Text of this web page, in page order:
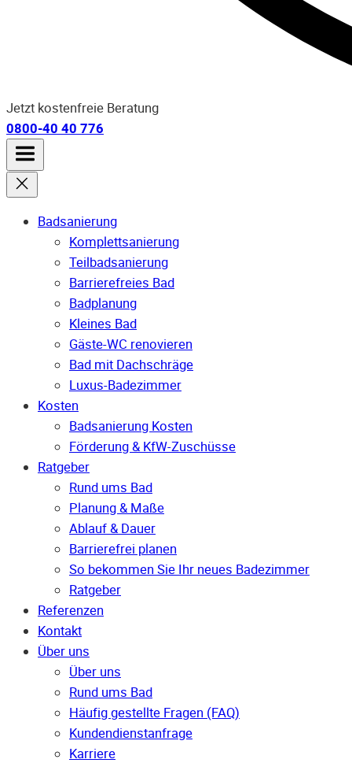
Jetzt kostenfreie Beratung
0800-40 40 776
Badsanierung
Komplettsanierung
Teilbadsanierung
Barrierefreies Bad
Badplanung
Kleines Bad
Gäste-WC renovieren
Bad mit Dachschräge
Luxus-Badezimmer
Kosten
Badsanierung Kosten
Förderung & KfW-Zuschüsse
Ratgeber
Rund ums Bad
Planung & Maße
Ablauf & Dauer
Barrierefrei planen
So bekommen Sie Ihr neues Badezimmer
Ratgeber
Referenzen
Kontakt
Über uns
Über uns
Rund ums Bad
Häufig gestellte Fragen (FAQ)
Kunden­dienst­anfrage
Karriere